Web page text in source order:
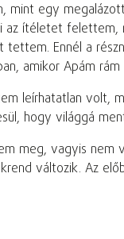
mint egy
az ítéletet felettem,
Ennél a
amikor Apám
leírhatatlan volt,
hogy világgá
meg, vagyis nem
változik. Az